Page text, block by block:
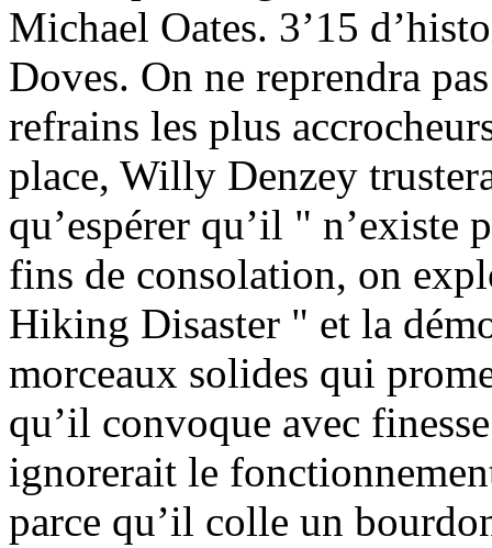
Michael Oates. 3’15
Doves. On ne reprendra
refrains les plus
place, Willy Denzey
qu’espérer qu’il " n’existe
fins de consolation, on
Hiking Disaster " et la
morceaux solides qui
qu’il convoque avec
ignorerait le
parce qu’il colle un